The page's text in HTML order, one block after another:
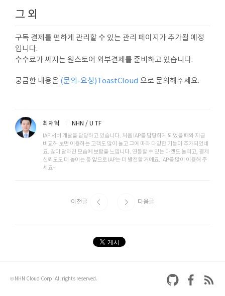
그 외
구독 결제를 편하게 관리할 수 있는 관리 페이지가 추가될 예정
입니다.
수수료가 싸지는 원스토어 외부결제를 준비하고 있습니다.
궁금한 내용은 (문의-요청)ToastCloud 으로 문의해주세요.
최재혁 NHN / U TF
IAP 서버 개발을 담당하고 있습니다. 처음 IAP를 담당하게 되었을 때와 지금
비교해 보면 이용하는 고객도 많이 늘고 그에 따라 다양한 기능이 추가되었네
요. 많이 달라진 모습에 보람을 느낍니다. 연동할 수 있는 마켓도 늘리고, 결제
신뢰도도 더 높이는 등 앞으로 IAP는 더 발전할 거예요. IAP를 많이 이용해 주
세요~
이전글 다음글
© NHN Cloud Corp. All rights reserved.